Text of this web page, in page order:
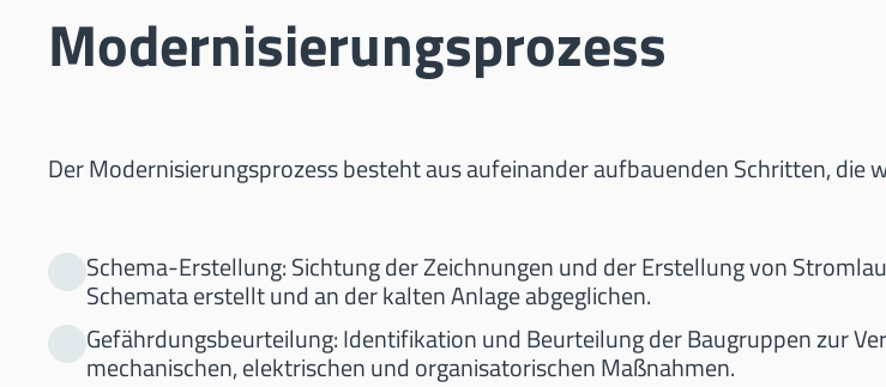
Modernisierungsprozess
Der Modernisierungsprozess besteht aus aufeinander aufbauenden Schritten, die
Schema-Erstellung: Sichtung der Zeichnungen und der Erstellung von
Schemata erstellt und an der kalten Anlage abgeglichen.
Gefährdungsbeurteilung: Identifikation und Beurteilung der Baugruppen zur
mechanischen, elektrischen und organisatorischen Maßnahmen.